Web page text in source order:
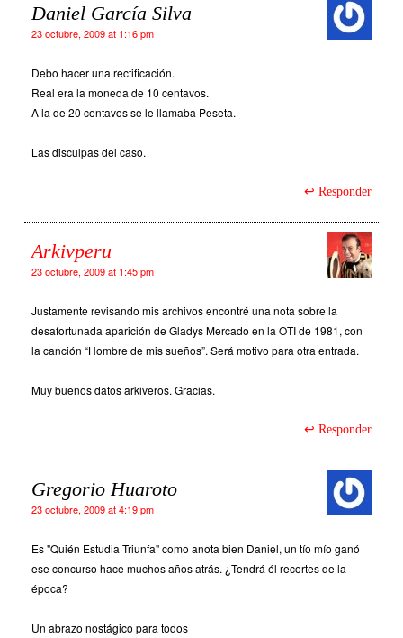
Daniel García Silva
23 octubre, 2009 at 1:16 pm
Debo hacer una rectificación.
Real era la moneda de 10 centavos.
A la de 20 centavos se le llamaba Peseta.
Las disculpas del caso.
Responder
Arkivperu
23 octubre, 2009 at 1:45 pm
Justamente revisando mis archivos encontré una nota sobre la
desafortunada aparición de Gladys Mercado en la OTI de 1981, con
la canción “Hombre de mis sueños”. Será motivo para otra entrada.
Muy buenos datos arkiveros. Gracias.
Responder
Gregorio Huaroto
23 octubre, 2009 at 4:19 pm
Es "Quién Estudia Triunfa" como anota bien Daniel, un tío mío ganó
ese concurso hace muchos años atrás. ¿Tendrá él recortes de la
época?
Un abrazo nostágico para todos